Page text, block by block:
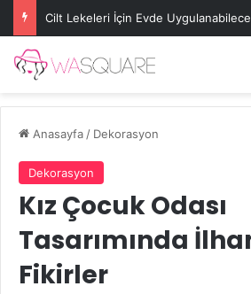
Cilt Lekeleri İçin Evde
Anasayfa/ Dekorasyon
Dekorasyon
Kız Çocuk Odası
Tasarımında
Fikirler